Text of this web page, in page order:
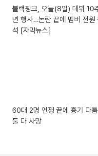
블랙핑크, 오늘(8일) 데뷔 10
년 행사…논란 끝에 멤버 전원
석 [자막뉴스]
60대 2명 언쟁 끝에 흉기 다
둘 다 사망